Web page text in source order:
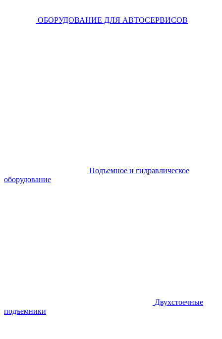
ОБОРУДОВАНИЕ ДЛЯ АВТОСЕРВИСОВ
Подъемное и гидравлическое
оборудование
Двухстоечные
подъемники